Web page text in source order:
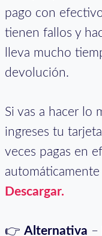
pago con
tienen fallos y
lleva mucho
devolución.
Si vas a hacer lo
ingreses tu
veces pagas en
Descargar.
👉 Alternativa –